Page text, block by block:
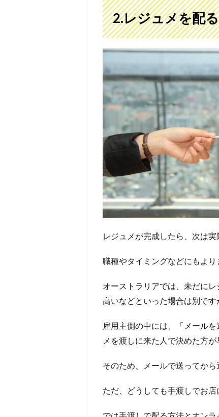
2.レジュメを配る
レジュメが完成したら、次は
職種やタイミングなどにもより
オーストラリアでは、未だに
高いなどといった場合は別です
雇用主側の中には、「メール
メを渡しに来た人で決めた方
そのため、メールで送ってか
ただ、どうしても手渡しでお